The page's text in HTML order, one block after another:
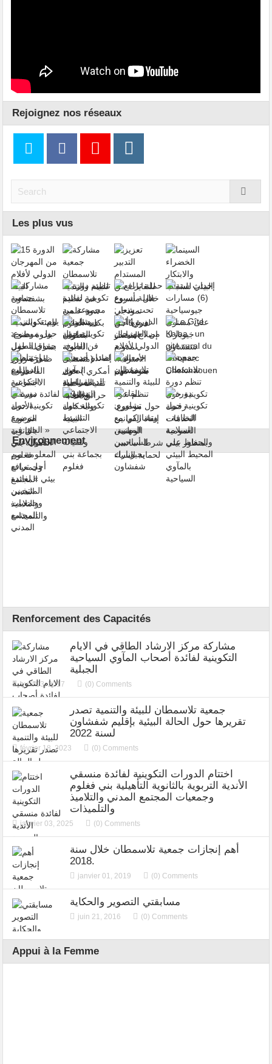
Rejoignez nos réseaux
Les plus vus
Environnement
Renforcement des Capacités
مشاركة مركز الارشاد الطاقي في الايام
التكوينية لفائدة أصحاب المآوي السياحية
الجبلية
avril 03, 2017 (0) Comments
جمعية تلاسمطان للبيئة والتنمية تصدر
تقريرها حول الحالة البيئية بإقليم شفشاون
لسنة 2022
février 18, 2023 (0) Comments
اختتام الدورات التكوينية لفائدة منسقي
الأندية التربوية بالثانوية التأهيلية بني فغلوم
وجمعيات المجتمع المدني والتلاميذ
والتلميذات
janvier 03, 2025 (0) Comments
أهم إنجازات جمعية تلاسمطان خلال سنة
2018.
janvier 01, 2019 (0) Comments
مسابقتي التصوير والحكاية
juin 21, 2016 (0) Comments
Appui à la Femme